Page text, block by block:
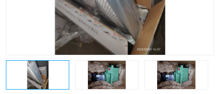
微电脑控制器 离心式压缩机高速转子组
复盛离心机零件 中冷耐高温气侧密封胶垫
空气过滤器 阿特拉斯